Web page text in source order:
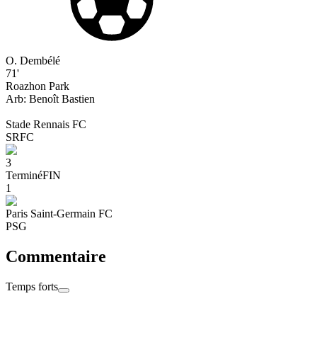
O. Dembélé
71'
Roazhon Park
Arb: Benoît Bastien
Stade Rennais FC
SRFC
3
TerminéFIN
1
Paris Saint-Germain FC
PSG
Commentaire
Temps forts